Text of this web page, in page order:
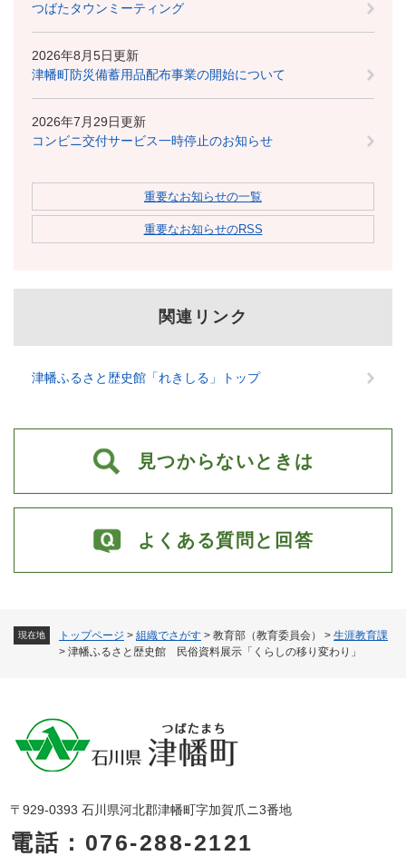
現在地 トップページ > 組織でさがす > 教育部（教育委員会） > 生涯教育課
> 津幡ふるさと歴史館 民俗資料展示「くらしの移り変わり」
つばたタウンミーティング
2026年8月5日更新
津幡町防災備蓄用品配布事業の開始について
2026年7月29日更新
コンビニ交付サービス一時停止のお知らせ
重要なお知らせの一覧
重要なお知らせのRSS
関連リンク
津幡ふるさと歴史館「れきしる」トップ
見つからないときは
よくある質問と回答
〒929-0393 石川県河北郡津幡町字加賀爪ニ3番地
電話：076-288-2121